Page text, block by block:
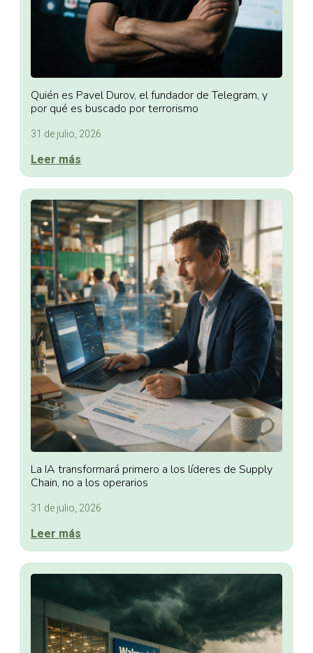
Quién es Pavel Durov, el fundador de Telegram, y
por qué es buscado por terrorismo
31 de julio, 2026
Leer más
La IA transformará primero a los líderes de Supply
Chain, no a los operarios
31 de julio, 2026
Leer más